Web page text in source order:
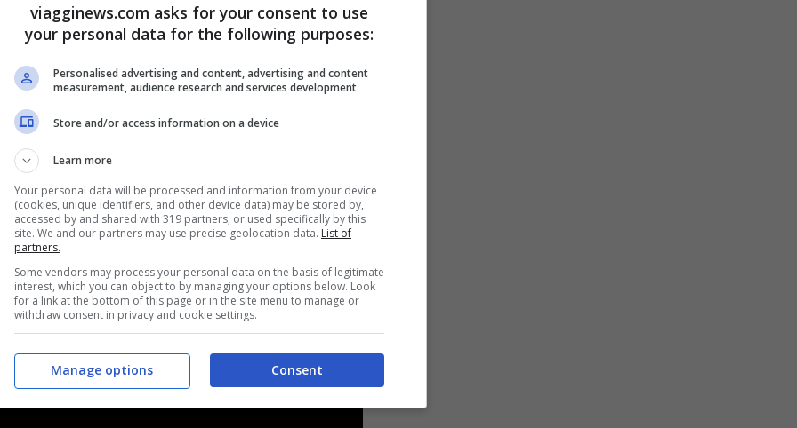
ma intantosecondo quanto riferito
per aiutare la polizia di frontiera
in fila con gli elicotteri e l’organizzazione
agli automobilisti bloccati
A2, A20 e M20 sono paralizzate.
viagginews.com asks for your consent to use
your personal data for the following purposes:
Personalised advertising and content, advertising and content
measurement, audience research and services development
Store and/or access information on a device
Learn more
Your personal data will be processed and information from your device
(cookies, unique identifiers, and other device data) may be stored by,
accessed by and shared with 319 partners, or used specifically by this
site. We and our partners may use precise geolocation data. List of
partners.
Some vendors may process your personal data on the basis of legitimate
interest, which you can object to by managing your options below. Look
for a link at the bottom of this page or in the site menu to manage or
withdraw consent in privacy and cookie settings.
Consent
Manage options